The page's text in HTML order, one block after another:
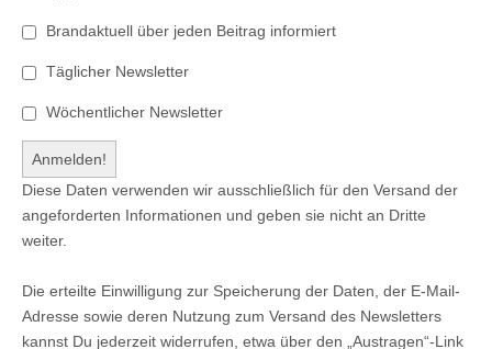
Brandaktuell über jeden Beitrag informiert
Täglicher Newsletter
Wöchentlicher Newsletter
Diese Daten verwenden wir ausschließlich für den Versand der
angeforderten Informationen und geben sie nicht an Dritte
weiter.
Die erteilte Einwilligung zur Speicherung der Daten, der E-Mail-
Adresse sowie deren Nutzung zum Versand des Newsletters
kannst Du jederzeit widerrufen, etwa über den „Austragen“-Link